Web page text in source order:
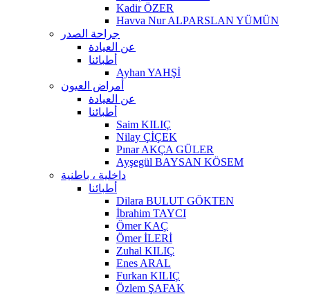
Kadir ÖZER
Havva Nur ALPARSLAN YÜMÜN
جراحة الصدر
عن العيادة
أطبائنا
Ayhan YAHŞİ
أمراض العيون
عن العيادة
أطبائنا
Saim KILIÇ
Nilay ÇİÇEK
Pınar AKÇA GÜLER
Ayşegül BAYSAN KÖSEM
داخلية ، باطنية
أطبائنا
Dilara BULUT GÖKTEN
İbrahim TAYCI
Ömer KAÇ
Ömer İLERİ
Zuhal KILIÇ
Enes ARAL
Furkan KILIÇ
Özlem ŞAFAK